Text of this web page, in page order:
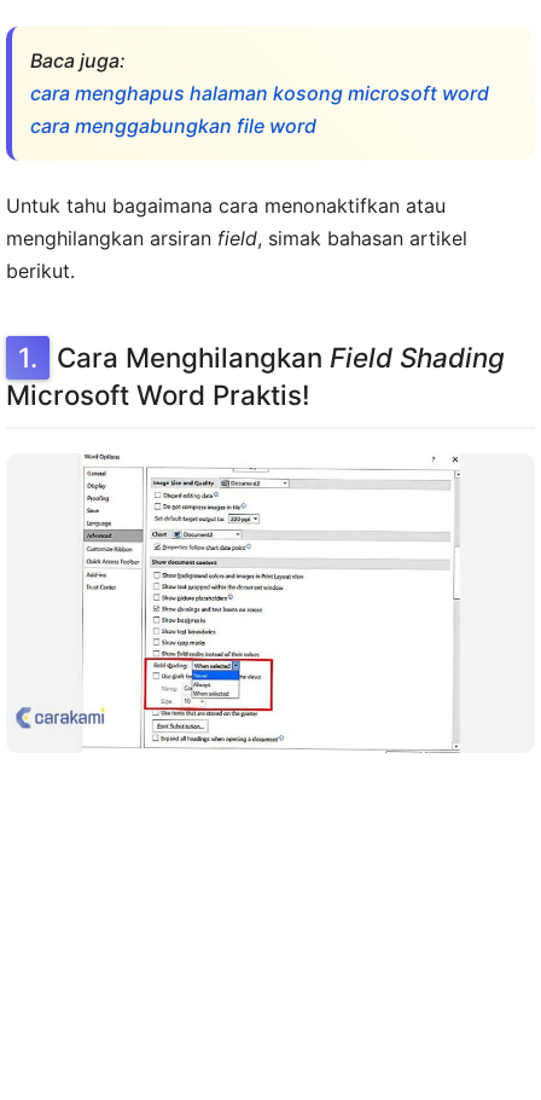
Baca juga:
cara menghapus halaman kosong microsoft word
cara menggabungkan file word
Untuk tahu bagaimana cara menonaktifkan atau
menghilangkan arsiran field, simak bahasan artikel
berikut.
Cara Menghilangkan Field Shading
Microsoft Word Praktis!